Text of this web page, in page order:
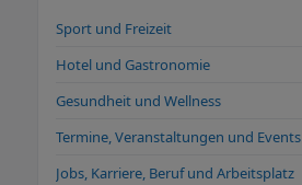
Sport und Freizeit
Hotel und Gastronomie
Gesundheit und Wellness
Termine, Veranstaltungen und Events
Jobs, Karriere, Beruf und Arbeitsplatz